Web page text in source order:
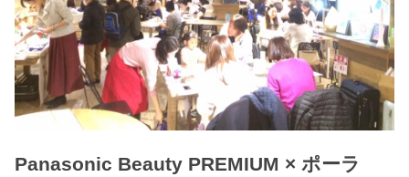
Panasonic Beauty PREMIUM × ポーラ